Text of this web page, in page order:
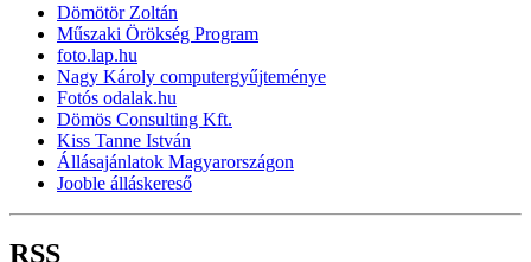
Dömötör Zoltán
Műszaki Örökség Program
foto.lap.hu
Nagy Károly computergyűjteménye
Fotós odalak.hu
Dömös Consulting Kft.
Kiss Tanne István
Állásajánlatok Magyarországon
Jooble álláskereső
RSS